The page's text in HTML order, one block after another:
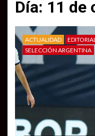
Día: 11 de
ACTUALIDAD
SELECCIÓN ARGENTINA